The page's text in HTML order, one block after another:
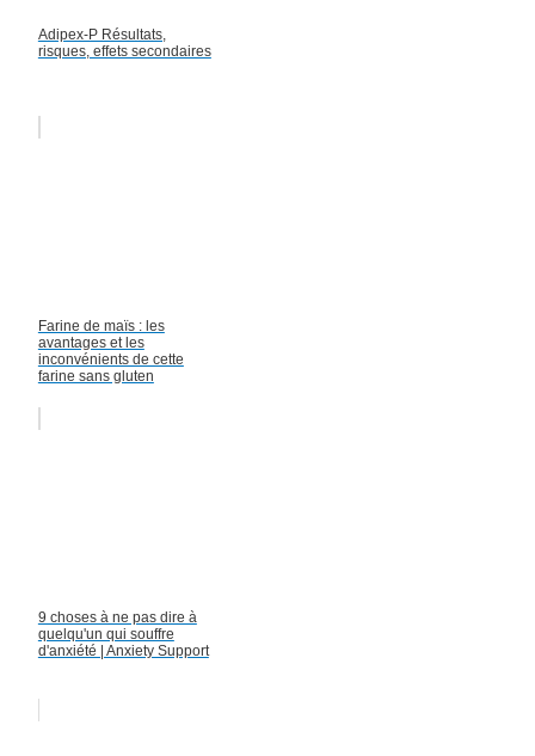
Adipex-P Résultats,
risques, effets secondaires
Farine de maïs : les
avantages et les
inconvénients de cette
farine sans gluten
9 choses à ne pas dire à
quelqu'un qui souffre
d'anxiété | Anxiety Support